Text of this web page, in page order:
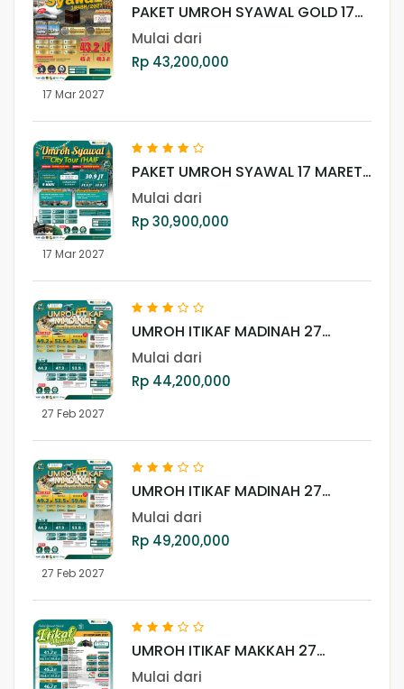
17 Mar 2027
PAKET UMROH SYAWAL GOLD 17
MARET 2027
Mulai dari
Rp 43,200,000
17 Mar 2027
PAKET UMROH SYAWAL 17 MARET
2027
Mulai dari
Rp 30,900,000
27 Feb 2027
UMROH ITIKAF MADINAH 27
Mulai dari
Rp 44,200,000
27 Feb 2027
UMROH ITIKAF MADINAH 27
Mulai dari
Rp 49,200,000
UMROH ITIKAF MAKKAH 27
Mulai dari